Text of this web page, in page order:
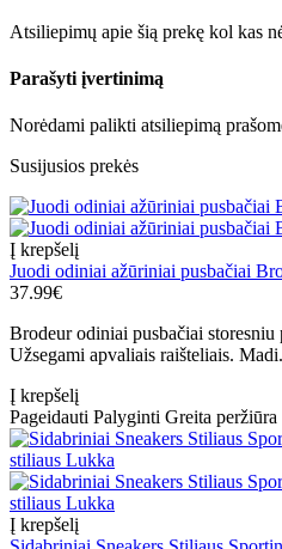
Atsiliepimų apie šią prekę kol kas
Parašyti įvertinimą
Norėdami palikti atsiliepimą
Susijusios prekės
Į krepšelį
Juodi odiniai ažūriniai pusbačiai
37.99€
Brodeur odiniai pusbačiai storesniu
Užsegami apvaliais raišteliais.
Į krepšelį
Pageidauti Palyginti Greita peržiūra
Į krepšelį